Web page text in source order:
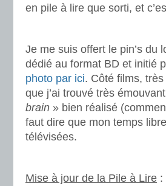
en pile à lire que sorti, et
Je me suis offert le pin’s du
dédié au format BD et initié
photo par ici. Côté films,
que j’ai trouvé très
brain » bien réalisé
faut dire que mon temps
télévisées.
Mise à jour de la Pile à Lire :